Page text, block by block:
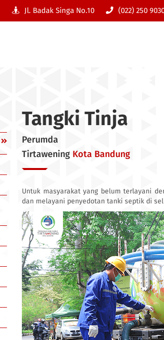
Jl. Badak Singa No.10 (022) 250
Tangki Tinja
Perumda
Tirtawening Kota Bandung
Untuk masyarakat yang belum terlayani
dan melayani penyedotan tanki septik di